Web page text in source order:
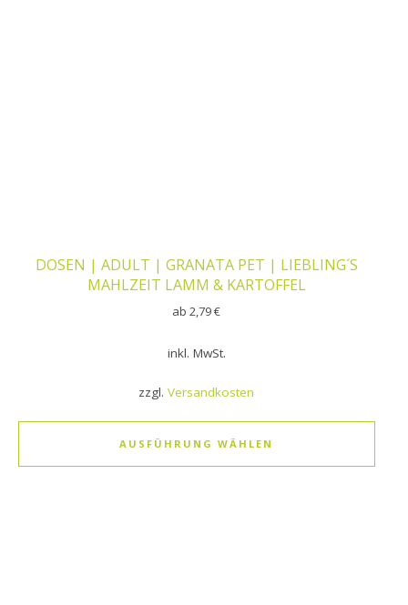
DOSEN | ADULT | GRANATA PET | LIEBLING´S
MAHLZEIT LAMM & KARTOFFEL
ab2,79€
inkl. MwSt.
zzgl.Versandkosten
AUSFÜHRUNG WÄHLEN